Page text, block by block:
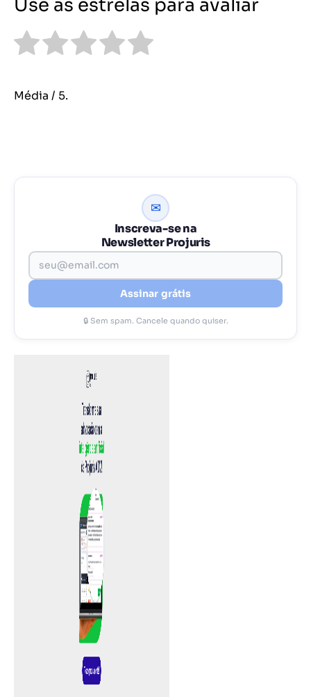
Use as estrelas para avaliar
Média / 5.
✉
Inscreva-se na
Newsletter Projuris
Assinar grátis
🔒 Sem spam. Cancele quando quiser.